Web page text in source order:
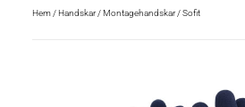
Hem/Handskar/Montagehandskar/ Sofit